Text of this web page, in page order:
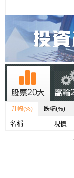
升幅(%) 跌幅(%)
名稱 現價